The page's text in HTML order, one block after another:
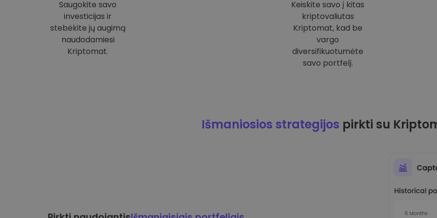
Saugokite savo
investicijas ir
stebėkite jų augimą
naudodamiesi
Kriptomat.
Keiskite savo į kitas
kriptovaliutas
Kriptomat, kad be
vargo
diversifikuotumėte
savo portfelį.
Išmaniosios strategijos pirkti su